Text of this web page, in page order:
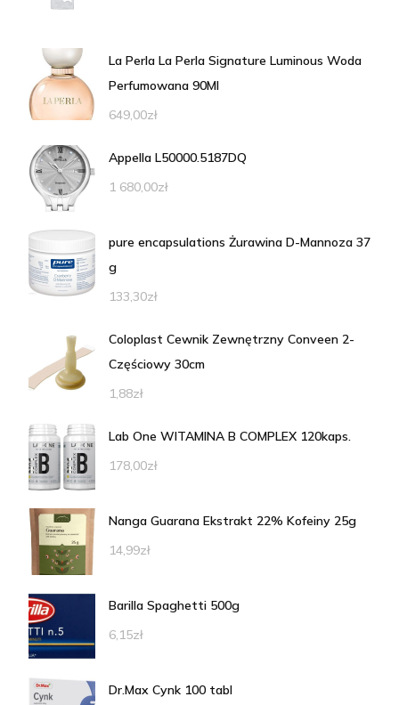
La Perla La Perla Signature Luminous Woda
Perfumowana 90Ml
649,00zł
Appella L50000.5187DQ
1 680,00zł
pure encapsulations Żurawina D-Mannoza 37
g
133,30zł
Coloplast Cewnik Zewnętrzny Conveen 2-
Częściowy 30cm
1,88zł
Lab One WITAMINA B COMPLEX 120kaps.
178,00zł
Nanga Guarana Ekstrakt 22% Kofeiny 25g
14,99zł
Barilla Spaghetti 500g
6,15zł
Dr.Max Cynk 100 tabl